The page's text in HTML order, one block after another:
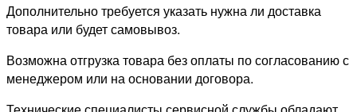
Дополнительно требуется указать нужна ли доставка
товара или будет самовывоз.
Возможна отгрузка товара без оплаты по согласованию с
менеджером или на основании договора.